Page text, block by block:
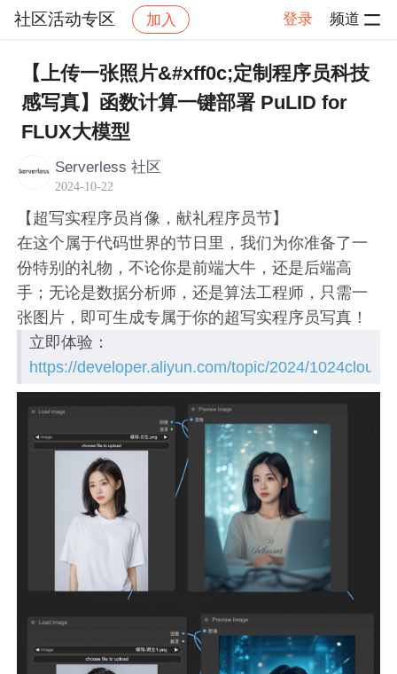
社区活动专区 加入 登录 频道
社区 社区活动专区 帖子详情
【上传一张照片&#xff0c;定制程序员科技
感写真】函数计算一键部署 PuLID for
FLUX大模型
Serverless 社区
2024-10-22
【超写实程序员肖像，献礼程序员节】
在这个属于代码世界的节日里，我们为你准备了一
份特别的礼物，不论你是前端大牛，还是后端高
手；无论是数据分析师，还是算法工程师，只需一
张图片，即可生成专属于你的超写实程序员写真！
立即体验：
https://developer.aliyun.com/topic/2024/